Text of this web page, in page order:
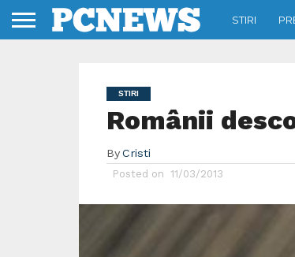
STIRI
STIRI
Românii
By Cristi
Posted on 11/03/2013